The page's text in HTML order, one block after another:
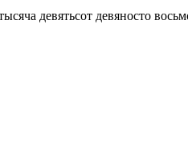
девятьсот девяносто